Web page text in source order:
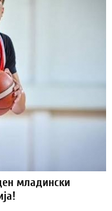
младински